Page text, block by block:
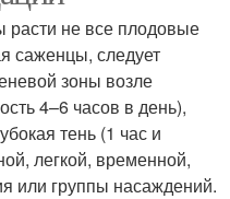
расти не все плодовые
саженцы, следует
зоны возле
4–6 часов в день),
тень (1 час и
легкой, временной,
или группы насаждений.